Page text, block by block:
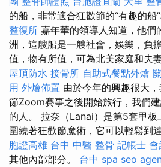
的船，非常適合狂歡節的“有趣的船”
整復所 嘉年華的領導人知道，他們
洲，這艘船是一艘社會，娛樂，負
值，物有所值，可為北美家庭和夫
屋頂防水 接骨所 自助式餐點外燴
用 外燴佈置 由於今年的興趣很大
節Zoom賽事之後開始旅行，我們
的人。 拉奈（Lanai）是第5套甲板
圍繞著狂歡節魔術，它可以輕鬆到
胞證高雄 台中 中醫 整骨 記帳士
其他內部部分。 台中 spa seo